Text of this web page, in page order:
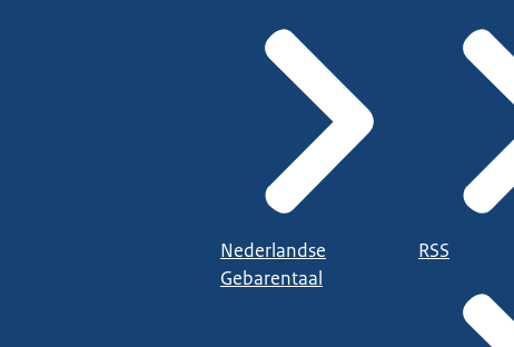
Nederlandse
Gebarentaal
RSS